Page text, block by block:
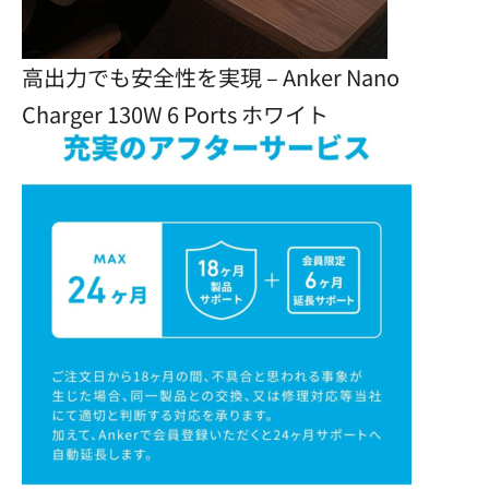
高出力でも安全性を実現 – Anker Nano
Charger 130W 6 Ports ホワイト